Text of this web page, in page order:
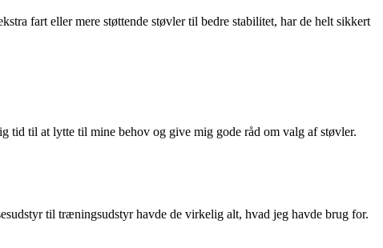
fart eller mere støttende støvler til bedre stabilitet, har de helt sikkert
tid til at lytte til mine behov og give mig gode råd om valg af støvler.
til træningsudstyr havde de virkelig alt, hvad jeg havde brug for.